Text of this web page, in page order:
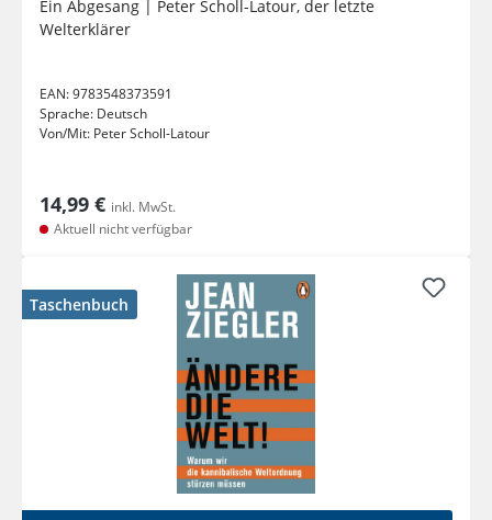
Ein Abgesang | Peter Scholl-Latour, der letzte
Welterklärer
EAN:9783548373591
Sprache: Deutsch
Von/Mit: Peter Scholl-Latour
14,99 € inkl. MwSt.
Aktuell nicht verfügbar
Taschenbuch